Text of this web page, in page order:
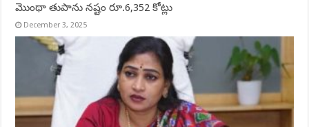
మొంథా తుపాను నష్టం రూ.6,352 కోట్లు
December 3, 2025